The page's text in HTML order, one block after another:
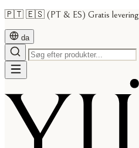
🇵🇹 🇪🇸 (PT & ES) Gratis levering
da